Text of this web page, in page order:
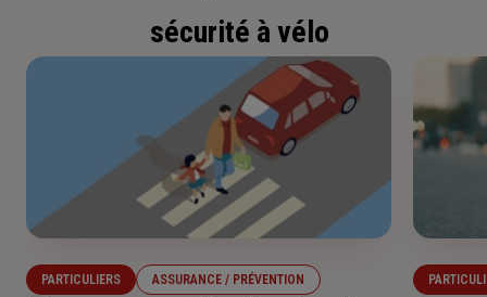
sécurité à vélo
PARTICULIERS ASSURANCE / PRÉVENTION